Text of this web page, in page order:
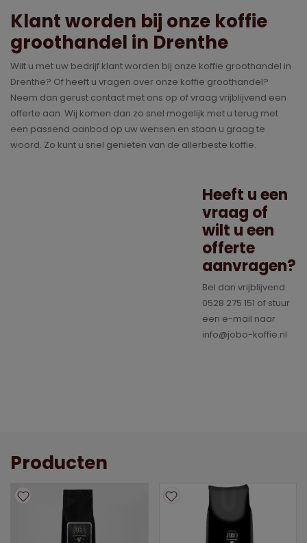
Klant worden bij onze koffie
groothandel in Drenthe
Wilt u met uw bedrijf klant worden bij onze koffie groothandel in
Drenthe? Of heeft u vragen over onze koffie groothandel?
Neem dan gerust contact met ons op of vraag vrijblijvend een
offerte aan. Wij komen dan zo snel mogelijk met u terug met
een passend aanbod op uw wensen en staan u graag te
woord. Zo kunt u snel genieten van de allerbeste koffie.
Heeft u een
vraag of
wilt u een
offerte
aanvragen?
Bel dan vrijblijvend
0528 275 151 of stuur
een e-mail naar
info@jobo-koffie.nl
Producten